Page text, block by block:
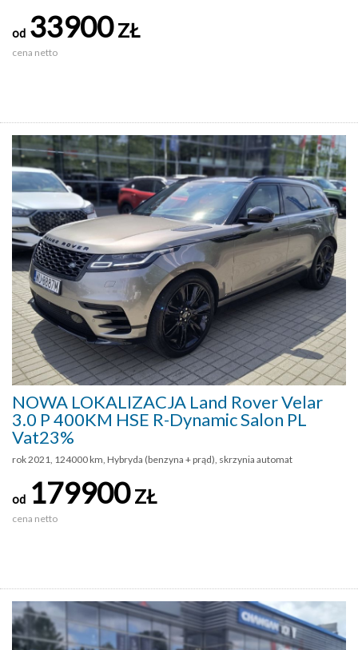
od 33900ZŁ
cena netto
NOWA LOKALIZACJA Land Rover Velar
3.0 P 400KM HSE R-Dynamic Salon PL
Vat23%
rok 2021, 124000 km, Hybryda (benzyna + prąd), skrzynia automat
od 179900ZŁ
cena netto